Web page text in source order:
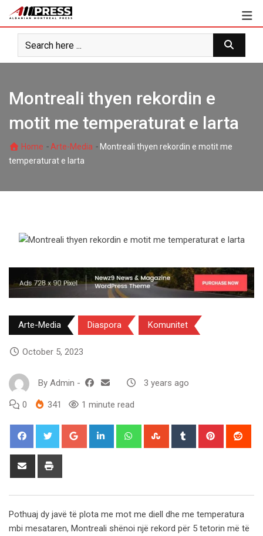
content
Montreali thyen rekordin e
motit me temperaturat e larta
Home - Arte-Media - Montreali thyen rekordin e motit me
temperaturat e larta
Arte-Media Diaspora Komunitet
October 5, 2023
By Admin - 3 years ago
0 341 1 minute read
Google+ LinkedIn WhatsappStumbleUpon
Tumblr Pinterest
Share
Pothuaj dy javë të plota me mot me diell dhe me temperatura
mbi mesataren, Montreali shënoi një rekord për 5 tetorin më të